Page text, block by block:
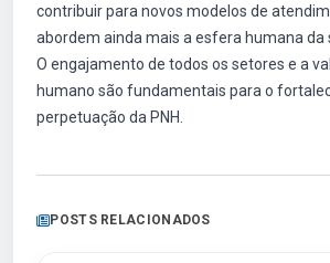
contribuir para novos modelos de
abordem ainda mais a esfera humana da
O engajamento de todos os setores e a
humano são fundamentais para o
perpetuação da PNH.
POSTS RELACIONADOS